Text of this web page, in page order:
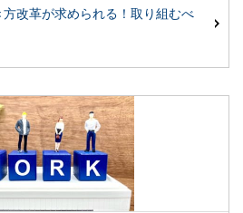
改革が求められる！取り組むべ